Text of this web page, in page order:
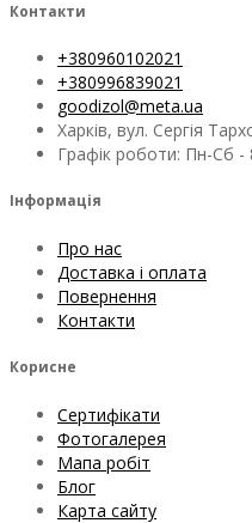
Контакти
+380960102021
+380996839021
goodizol@meta.ua
Харків, вул. Сергія
Графік роботи: Пн-Сб -
Інформація
Про нас
Доставка і оплата
Повернення
Контакти
Корисне
Сертифікати
Фотогалерея
Мапа робіт
Блог
Карта сайту